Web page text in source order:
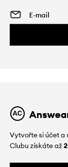
Vytvořte si účet a
Clubu získáte až